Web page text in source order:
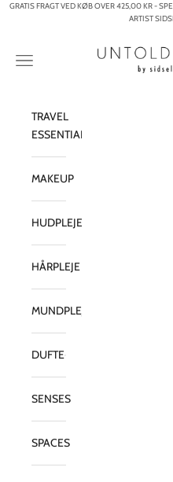
Spring til indhold
GRATIS FRAGT VED KØB OVER 425,00 KR -
ARTIST
Untold Secretz
Menu
TRAVEL
ESSENTIALS
MAKEUP
HUDPLEJE
HÅRPLEJE
MUNDPLEJE
DUFTE
SENSES
SPACES